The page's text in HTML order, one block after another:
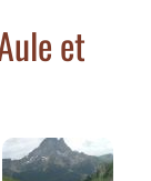
et